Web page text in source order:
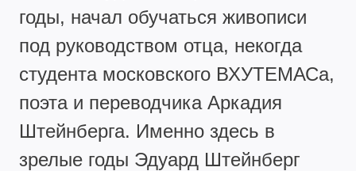
годы, начал обучаться живописи
под руководством отца, некогда
студента московского ВХУТЕМАСа,
поэта и переводчика Аркадия
Штейнберга. Именно здесь в
зрелые годы Эдуард Штейнберг